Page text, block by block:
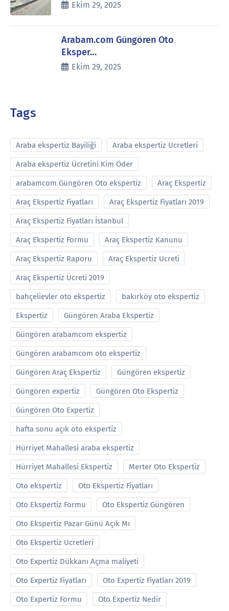
Ekim 29, 2025
Arabam.com Güngören Oto
Eksper…
Ekim 29, 2025
Tags
Araba ekspertiz Bayiliği Araba ekspertiz Ucretleri
Araba ekspertiz Ücretini Kim Öder
arabamcom Güngören Oto ekspertiz Araç Ekspertiz
Araç Ekspertiz Fiyatları Araç Ekspertiz Fiyatları 2019
Araç Ekspertiz Fiyatları İstanbul
Araç Ekspertiz Formu Araç Ekspertiz Kanunu
Araç Ekspertiz Raporu Araç Ekspertiz Ucreti
Araç Ekspertiz Ücreti 2019
bahçelievler oto ekspertiz bakırköy oto ekspertiz
Ekspertiz Güngören Araba Ekspertiz
Güngören arabamcom ekspertiz
Güngören arabamcom oto ekspertiz
Güngören Araç Ekspertiz Güngören ekspertiz
Güngören expertiz Güngören Oto Ekspertiz
Güngören Oto Expertiz
hafta sonu açık oto ekspertiz
Hürriyet Mahallesi araba ekspertiz
Hürriyet Mahallesi Ekspertiz Merter Oto Ekspertiz
Oto ekspertiz Oto Ekspertiz Fiyatları
Oto Ekspertiz Formu Oto Ekspertiz Güngören
Oto Ekspertiz Pazar Günü Açık Mı
Oto Ekspertiz Ucretleri
Oto Expertiz Dükkanı Açma maliyeti
Oto Expertiz Fiyatları Oto Expertiz Fiyatları 2019
Oto Expertiz Formu Oto Expertiz Nedir